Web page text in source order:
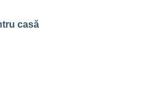
casă